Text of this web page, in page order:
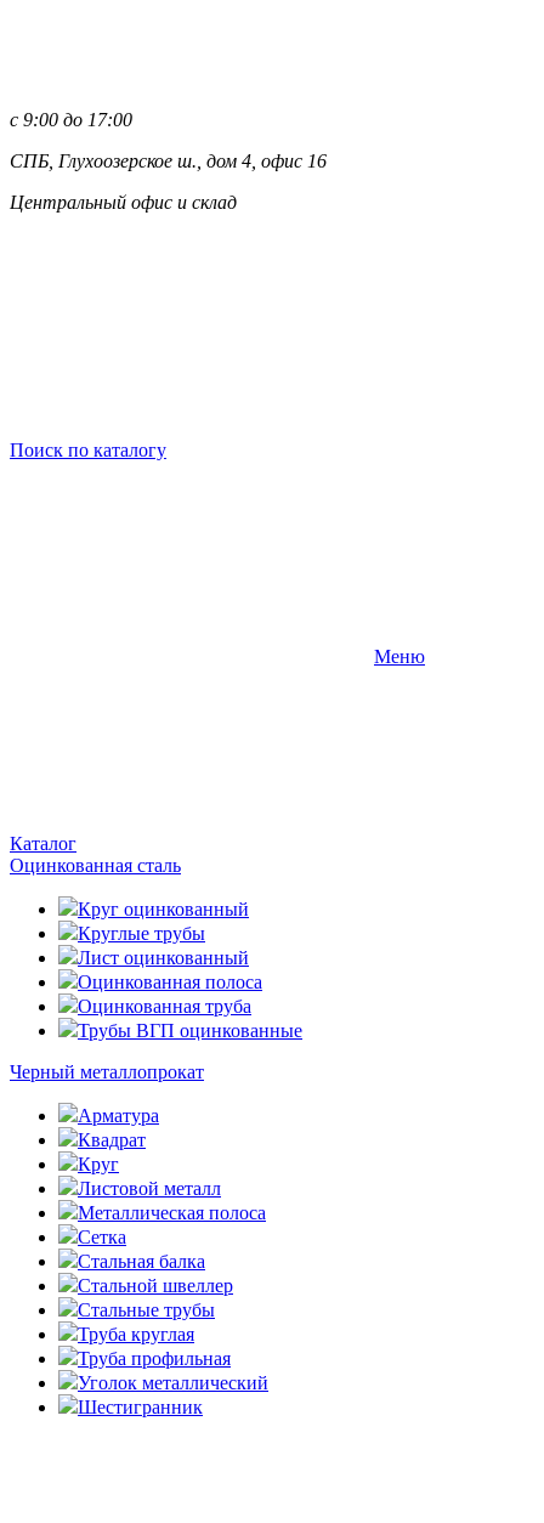
с 9:00 до 17:00
СПБ, Глухоозерское ш., дом 4, офис 16
Центральный офис и склад
Поиск по каталогу
Меню
Каталог
Оцинкованная сталь
Круг оцинкованный
Круглые трубы
Лист оцинкованный
Оцинкованная полоса
Оцинкованная труба
Трубы ВГП оцинкованные
Черный металлопрокат
Арматура
Квадрат
Круг
Листовой металл
Металлическая полоса
Сетка
Стальная балка
Стальной швеллер
Стальные трубы
Труба круглая
Труба профильная
Уголок металлический
Шестигранник